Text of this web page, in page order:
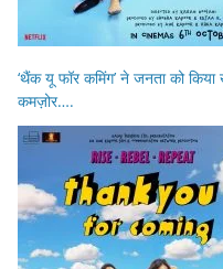
‘थैंक यू फॉर कमिंग’ ने जनता को
कमज़ोर….